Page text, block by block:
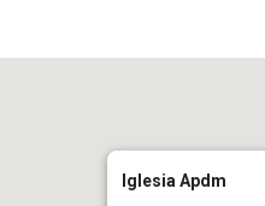
Iglesia Apdm